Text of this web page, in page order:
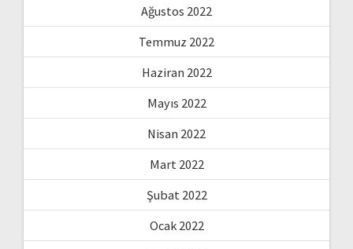
Ağustos 2022
Temmuz 2022
Haziran 2022
Mayıs 2022
Nisan 2022
Mart 2022
Şubat 2022
Ocak 2022